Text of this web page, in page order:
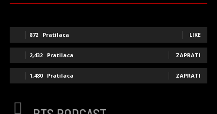
872 Pratilaca LIKE
2,432 Pratilaca ZAPRATI
1,480 Pratilaca ZAPRATI